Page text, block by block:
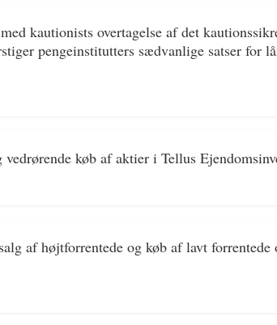
kautionists overtagelse af det
pengeinstitutters sædvanlige satser for
køb af aktier i Tellus
af højtforrentede og køb af lavt